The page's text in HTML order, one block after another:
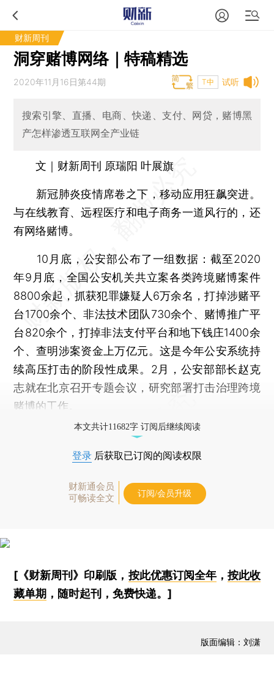
财新周刊
洞穿赌博网络｜特稿精选
试听
2020年11月16日第44期 T中
搜索引擎、直播、电商、快递、支付、网贷，赌博黑
产怎样渗透互联网全产业链
文｜财新周刊 原瑞阳 叶展旗
新冠肺炎疫情席卷之下，移动应用狂飙突进。
与在线教育、远程医疗和电子商务一道风行的，还
有网络赌博。
10月底，公安部公布了一组数据：截至2020
年9月底，全国公安机关共立案各类跨境赌博案件
8800余起，抓获犯罪嫌疑人6万余名，打掉涉赌平
台1700余个、非法技术团队730余个、赌博推广平
台820余个，打掉非法支付平台和地下钱庄1400余
个、查明涉案资金上万亿元。这是今年公安系统持
续高压打击的阶段性成果。2月，公安部部长赵克
志就在北京召开专题会议，研究部署打击治理跨境
赌博的工作。
本文共计11682字 订阅后继续阅读
登录 后获取已订阅的阅读权限
财新通会员
可畅读全文
订阅/会员升级
[《财新周刊》印刷版， 按此优惠订阅全年， 按此收
藏单期 ，随时起刊，免费快递。]
版面编辑：刘潇